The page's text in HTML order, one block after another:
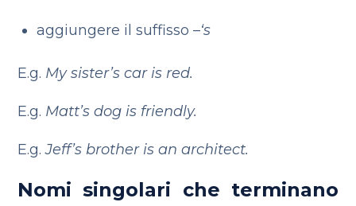
aggiungere il suffisso –‘s
E.g. My sister’s car is red.
E.g. Matt’s dog is friendly.
E.g. Jeff’s brother is an architect.
Nomi singolari che terminano